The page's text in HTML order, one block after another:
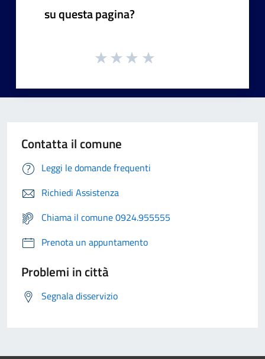
su questa pagina?
Contatta il comune
Leggi le domande frequenti
Richiedi Assistenza
Chiama il comune 0924.955555
Prenota un appuntamento
Problemi in città
Segnala disservizio